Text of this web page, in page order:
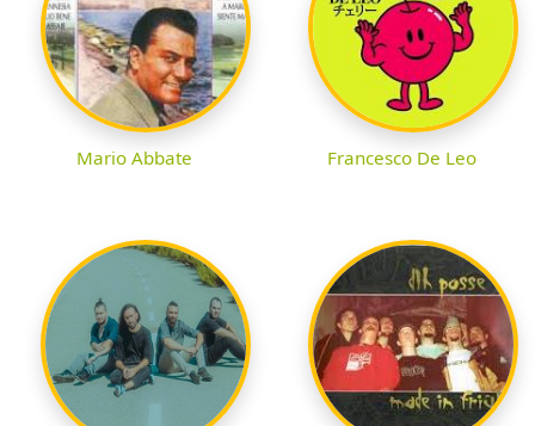
Mario Abbate Francesco De Leo